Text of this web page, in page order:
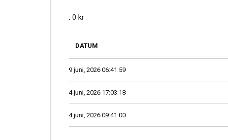
: 0 kr
DATUM
9 juni, 2026 06:41:59
4 juni, 2026 17:03:18
4 juni, 2026 09:41:00